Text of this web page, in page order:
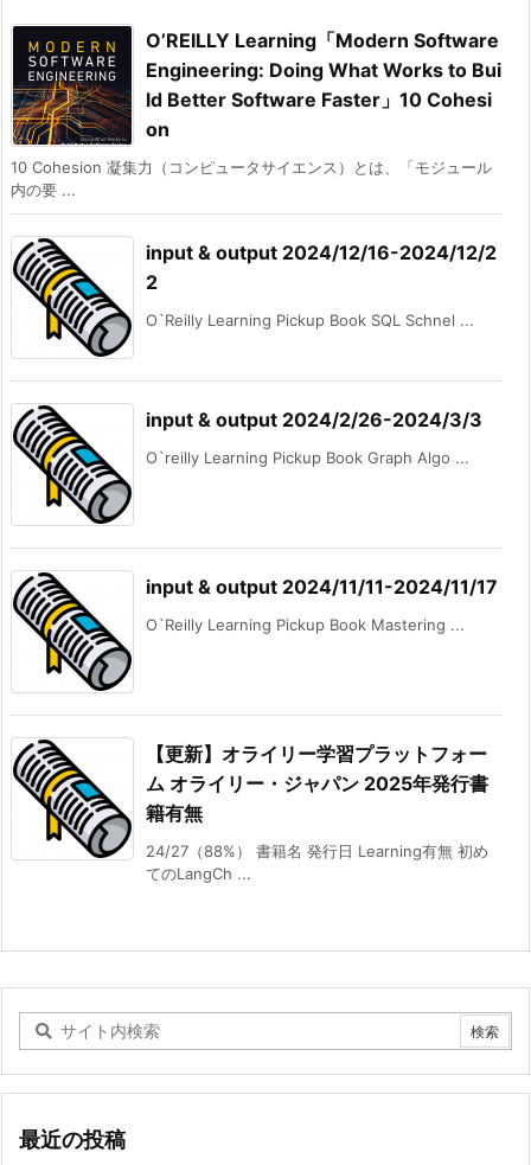
O’REILLY Learning「Modern Software
Engineering: Doing What Works to Bui
ld Better Software Faster」10 Cohesi
on
10 Cohesion 凝集力（コンピュータサイエンス）とは、「モジュール
内の要 ...
input & output 2024/12/16-2024/12/2
2
O`Reilly Learning Pickup Book SQL Schnel ...
input & output 2024/2/26-2024/3/3
O`reilly Learning Pickup Book Graph Algo ...
input & output 2024/11/11-2024/11/17
O`Reilly Learning Pickup Book Mastering ...
【更新】オライリー学習プラットフォー
ム オライリー・ジャパン 2025年発行書
籍有無
24/27（88%） 書籍名 発行日 Learning有無 初め
てのLangCh ...
最近の投稿